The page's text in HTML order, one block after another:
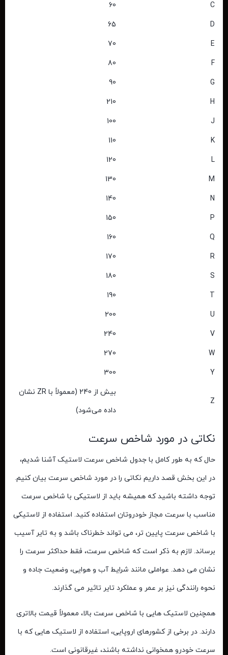
C
60
D
65
E
70
F
80
G
90
H
210
J
100
K
110
L
120
M
130
N
140
P
150
Q
160
R
170
S
180
T
190
U
200
V
240
W
270
Y
300
Z
بیش از 240 (معمولاً با ZR نشان
داده می‌شود)
نکاتی در مورد شاخص سرعت
حال که به طور کامل با جدول شاخص سرعت لاستیکآشنا شدیم،
در این بخش قصد داریم نکاتی را در مورد شاخص سرعت بیان کنیم.
توجه داشته باشید که همیشه باید از لاستیکی با شاخص سرعت
مناسب با سرعت مجاز خودروتان استفاده کنید. استفاده از لاستیکی
با شاخص سرعت پایین‌ تر، می ‌تواند خطرناک باشد و به تایر آسیب
برساند. لازم به ذکر است که شاخص سرعت، فقط حداکثر سرعت را
نشان می ‌دهد. عواملی مانند شرایط آب و هوایی، وضعیت جاده و
نحوه رانندگی نیز بر عمر و عملکرد تایر تاثیر می‌ گذارند.
همچنین لاستیک‌ هایی با شاخص سرعت بالا، معمولاً قیمت بالاتری
دارند. در برخی از کشورهای اروپایی، استفاده از لاستیک‌ هایی که با
سرعت خودرو همخوانی نداشته باشند، غیرقانونی است.